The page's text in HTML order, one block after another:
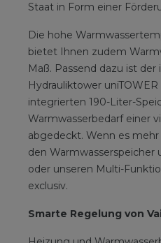
Staat in Form einer
Die hohe
bietet Ihnen zudem
Maß. Passend dazu ist
Hydrauliktower
integrierten 190-Liter-
Warmwasserbedarf einer
abgedeckt. Wenn es
den Warmwasserspeicher
oder unseren Multi-
exclusiv.
Smarte Regelung von